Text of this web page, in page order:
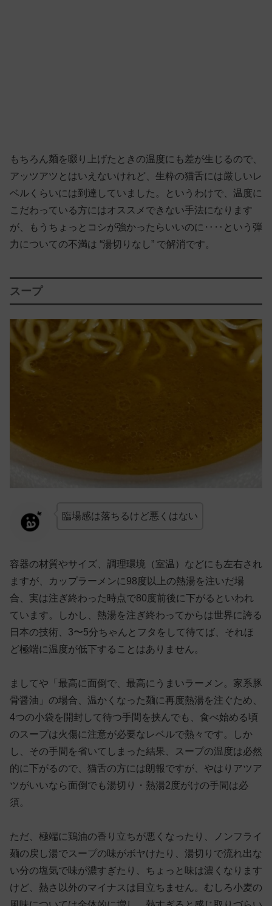
もちろん麺を啜り上げたときの温度にも差が生じるので、
アッツアツとはいえないけれど、生粋の猫舌には厳しいレ
ベルくらいには到達していました。というわけで、温度に
こだわっている方にはオススメできない手法になります
が、もうちょっとコシが強かったらいいのに‥‥という弾
力についての不満は “湯切りなし” で解消です。
スープ
臨場感は落ちるけど悪くはない
容器の材質やサイズ、調理環境（室温）などにも左右され
ますが、カップラーメンに98度以上の熱湯を注いだ場
合、実は注ぎ終わった時点で80度前後に下がるといわれ
ています。しかし、熱湯を注ぎ終わってからは世界に誇る
日本の技術、3〜5分ちゃんとフタをして待てば、それほ
ど極端に温度が低下することはありません。
ましてや「最高に面倒で、最高にうまいラーメン。家系豚
骨醤油」の場合、温かくなった麺に再度熱湯を注ぐため、
4つの小袋を開封して待つ手間を挟んでも、食べ始める頃
のスープは火傷に注意が必要なレベルで熱々です。しか
し、その手間を省いてしまった結果、スープの温度は必然
的に下がるので、猫舌の方には朗報ですが、やはりアツア
ツがいいなら面倒でも湯切り・熱湯2度がけの手間は必
須。
ただ、極端に鶏油の香り立ちが悪くなったり、ノンフライ
麺の戻し湯でスープの味がボヤけたり、湯切りで流れ出な
い分の塩気で味が濃すぎたり、ちょっと味は濃くなります
けど、熱さ以外のマイナスは目立ちません。むしろ小麦の